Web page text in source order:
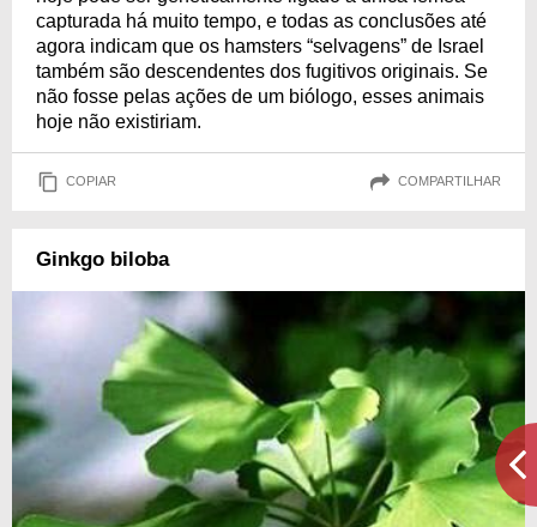
capturada há muito tempo, e todas as conclusões até
agora indicam que os hamsters “selvagens” de Israel
também são descendentes dos fugitivos originais. Se
não fosse pelas ações de um biólogo, esses animais
hoje não existiriam.
COPIAR COMPARTILHAR
Ginkgo biloba